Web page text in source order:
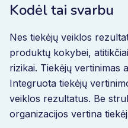
Kodėl tai svarbu
Nes tiekėjų veiklos
produktų kokybei,
rizikai. Tiekėjų vertinimas
Integruota tiekėjų
veiklos rezultatus. Be
organizacijos vertina